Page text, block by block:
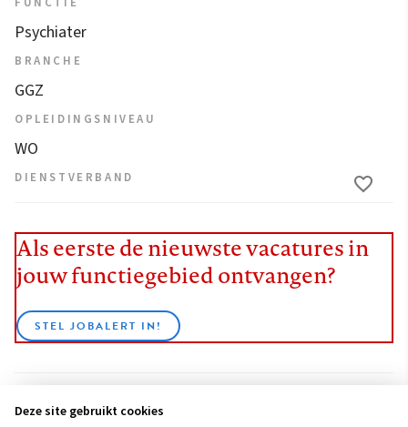
Psychiater
BRANCHE
GGZ
OPLEIDINGSNIVEAU
WO
DIENSTVERBAND
Als eerste de nieuwste vacatures in
jouw functiegebied ontvangen?
STEL JOBALERT IN!
BEKIJK ALLE VACATURES
Deze site gebruikt cookies